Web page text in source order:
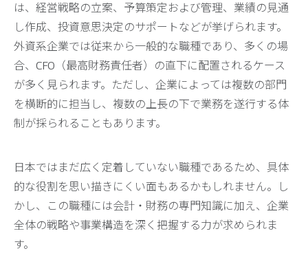
は、経営戦略の立案、予算策定および管理、業績の見通
し作成、投資意思決定のサポートなどが挙げられます。
外資系企業では従来から一般的な職種であり、多くの場
合、CFO（最高財務責任者）の直下に配置されるケース
が多く見られます。ただし、企業によっては複数の部門
を横断的に担当し、複数の上長の下で業務を遂行する体
制が採られることもあります。
日本ではまだ広く定着していない職種であるため、具体
的な役割を思い描きにくい面もあるかもしれません。し
かし、この職種には会計・財務の専門知識に加え、企業
全体の戦略や事業構造を深く把握する力が求められま
す。